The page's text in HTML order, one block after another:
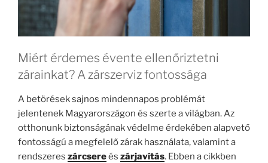
Miért érdemes évente ellenőriztetni
zárainkat? A zárszerviz fontossága
A betörések sajnos mindennapos problémát
jelentenek Magyarországon és szerte a világban. Az
otthonunk biztonságának védelme érdekében alapvető
fontosságú a megfelelő zárak használata, valamint a
rendszeres zárcsereés zárjavítás. Ebben a cikkben